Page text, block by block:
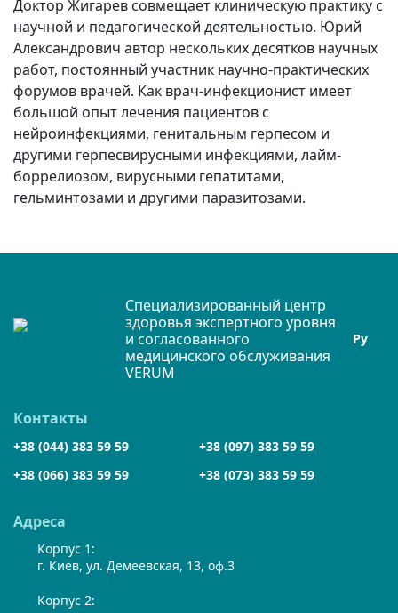
Доктор Жигарев совмещает клиническую практику с
научной и педагогической деятельностью. Юрий
Александрович автор нескольких десятков научных
работ, постоянный участник научно-практических
форумов врачей. Как врач-инфекционист имеет
большой опыт лечения пациентов с
нейроинфекциями, генитальным герпесом и
другими герпесвирусными инфекциями, лайм-
боррелиозом, вирусными гепатитами,
гельминтозами и другими паразитозами.
Специализированный центр
здоровья экспертного уровня
и согласованного
медицинского обслуживания
VERUM
Ру
Адреса
Корпус 1:
г. Киев, ул. Демеевская, 13, оф.3
Корпус 2:
Контакты
+38 (044) 383 59 59
+38 (097) 383 59 59
+38 (066) 383 59 59
+38 (073) 383 59 59